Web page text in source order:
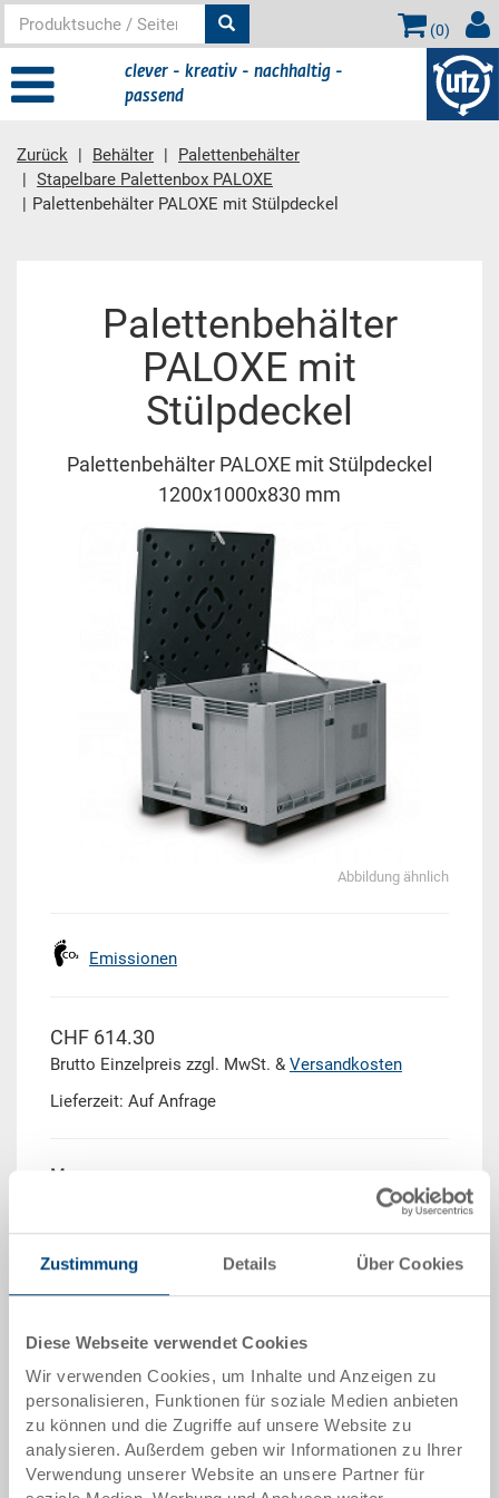
Zustimmung Details Über Cookies
Diese Webseite verwendet Cookies
Wir verwenden Cookies, um Inhalte und Anzeigen zu
personalisieren, Funktionen für soziale Medien anbieten
zu können und die Zugriffe auf unsere Website zu
analysieren. Außerdem geben wir Informationen zu Ihrer
Verwendung unserer Website an unsere Partner für
(0)
clever - kreativ - nachhaltig -
passend
Zurück Behälter
Palettenbehälter
Stapelbare Palettenbox PALOXE
Palettenbehälter PALOXE mit Stülpdeckel
Palettenbehälter
PALOXE mit
Stülpdeckel
Palettenbehälter PALOXE mit Stülpdeckel
1200x1000x830 mm
Abbildung ähnlich
Emissionen
CHF 614.30
Brutto Einzelpreis zzgl. MwSt. & Versandkosten
Lieferzeit: Auf Anfrage
Menge
In den Warenkorb
Mengenstaffel Preis
ab 10 Stück CHF 583.60
ab 50 Stück CHF 571.30
ab 100 Stück CHF 552.85